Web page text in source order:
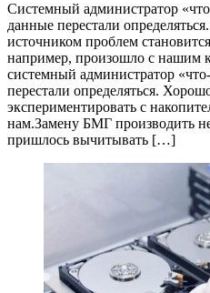
Системный администратор
данные перестали
источником проблем
например, произошло с нашим
системный администратор
перестали определяться.
экспериментировать с
нам.Замену БМГ производить
пришлось вычитывать […]